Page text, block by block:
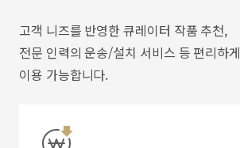
고객 니즈를 반영한 큐레이터 작품 추천,
전문 인력의 운송/설치 서비스 등 편리하게
이용 가능합니다.